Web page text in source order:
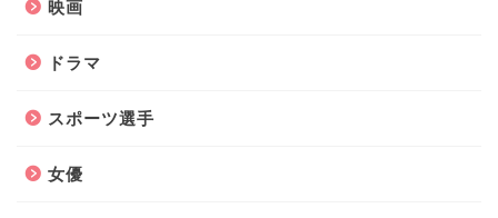
映画
ドラマ
スポーツ選手
女優